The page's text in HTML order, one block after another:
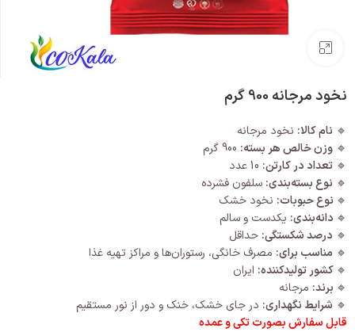
نخود مرجانه 900 گرم
🔹 نام کالا: نخود مرجانه
🔹 وزن خالص هر بسته:
🔹 تعداد در کارتن:
🔹 نوع بسته‌بندی: سلفون فشرده
🔹 نوع حبوبات: نخود خشک
🔹 دانه‌بندی: یکدست و سالم
🔹 درصد شکستگی: حداقل
🔹 مناسب برای: مصرف خانگی، رستوران‌ها و مراکز تهیه غذا
🔹 کشور تولیدکننده: ایران
🔹 برند: مرجانه
🔹 شرایط نگهداری: در جای خشک، خنک و دور از نور مستقیم
قابل سفارش بصورت تکی و عمده